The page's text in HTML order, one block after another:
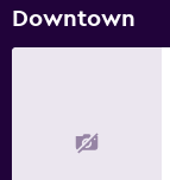
Downtown